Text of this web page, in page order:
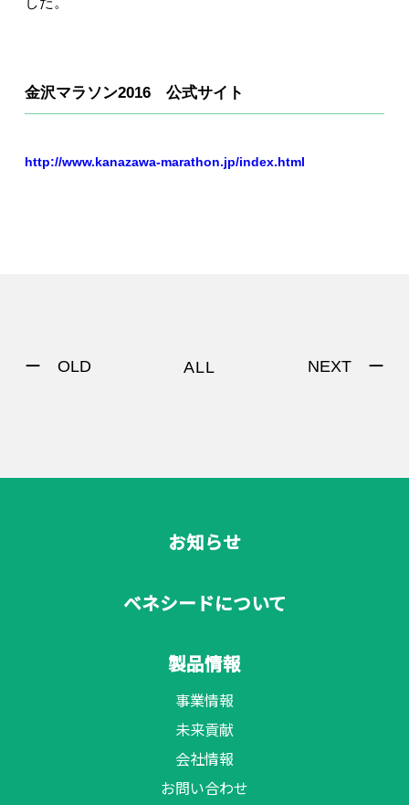
金沢マラソン2016 公式サイト
http://www.kanazawa-marathon.jp/index.html
ー OLD ALL NEXT ー
お知らせ
ベネシードについて
製品情報
事業情報
未来貢献
会社情報
お問い合わせ